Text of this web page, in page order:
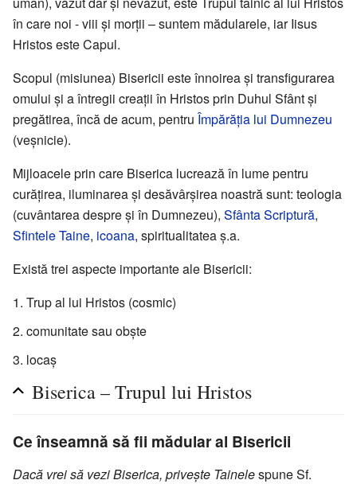
în care noi - viii și morții – suntem mădularele, iar Iisus
Hristos este Capul.
Scopul (misiunea) Bisericii este înnoirea și transfigurarea
omului și a întregii creații în Hristos prin Duhul Sfânt și
pregătirea, încă de acum, pentru Împărăția lui Dumnezeu
(veșnicie).
Mijloacele prin care Biserica lucrează în lume pentru
curățirea, iluminarea și desăvârșirea noastră sunt: teologia
(cuvântarea despre și în Dumnezeu), Sfânta Scriptură,
Sfintele Taine, icoana, spiritualitatea ș.a.
Există trei aspecte importante ale Bisericii:
Trup al lui Hristos (cosmic)
comunitate sau obște
locaș
Biserica – Trupul lui Hristos
Ce înseamnă să fii mădular al Bisericii
Dacă vrei să vezi Biserica, privește Tainelespune Sf.